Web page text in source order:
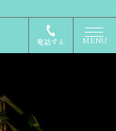
電話する MENU